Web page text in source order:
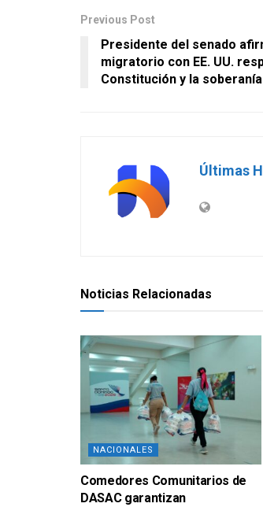
Previous Post
Presidente del senado
migratorio con EE. UU.
Constitución y la
Últimas
Noticias Relacionadas
NACIONALES
Comedores Comunitarios de
DASAC garantizan